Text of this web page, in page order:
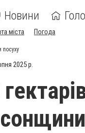
Новини
міста Погода
посуху
2025 р.